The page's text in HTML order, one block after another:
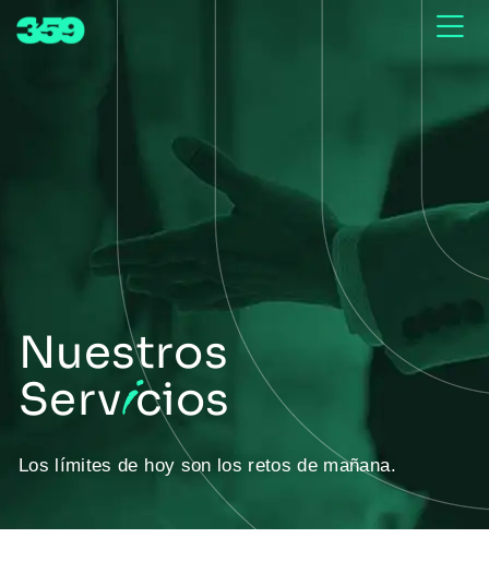
Nuestros
Servicios
Los límites de hoy son los retos de mañana.